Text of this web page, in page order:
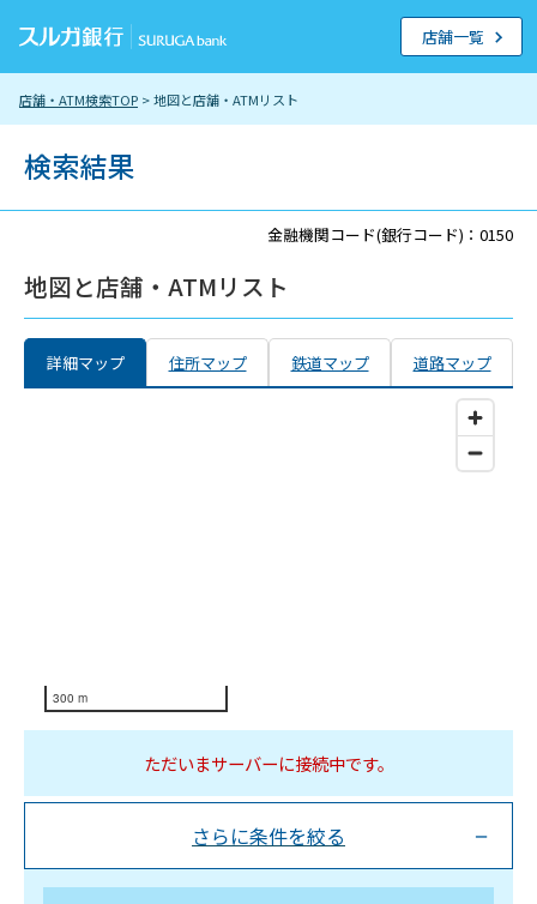
店舗・ATM検索TOP > 地図と店舗・ATMリスト
店舗一覧
検索結果
金融機関コード(銀行コード)：0150
地図と店舗・ATMリスト
詳細マップ 住所マップ 鉄道マップ 道路マップ
300 m
ただいまサーバーに接続中です。
さらに条件を絞る